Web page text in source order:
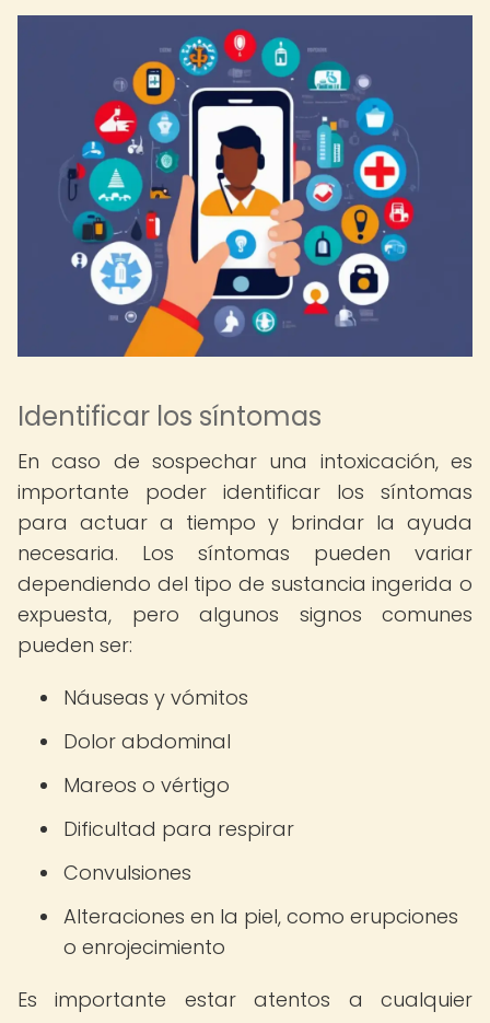
Identificar los síntomas
En caso de sospechar una intoxicación, es
importante poder identificar los síntomas
para actuar a tiempo y brindar la ayuda
necesaria. Los síntomas pueden variar
dependiendo del tipo de sustancia ingerida o
expuesta, pero algunos signos comunes
pueden ser:
Náuseas y vómitos
Dolor abdominal
Mareos o vértigo
Dificultad para respirar
Convulsiones
Alteraciones en la piel, como erupciones
o enrojecimiento
Es importante estar atentos a cualquier